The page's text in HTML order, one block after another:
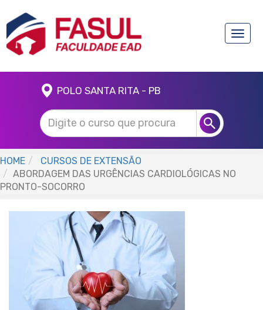
Toggle
POLO SANTA RITA - PB
HOME
CURSOS DE EXTENSÃO
ABORDAGEM DAS URGÊNCIAS CARDIOLÓGICAS NO
PRONTO-SOCORRO